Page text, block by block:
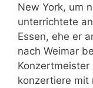
New York, um
unterrichtete
Essen, ehe er
nach Weimar
konzertiere mit